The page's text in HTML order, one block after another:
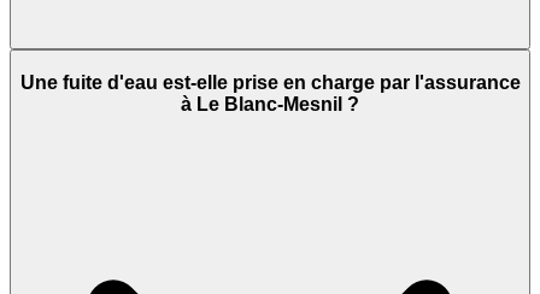
Une fuite d'eau est-elle prise en charge par l'assurance
à Le Blanc-Mesnil ?